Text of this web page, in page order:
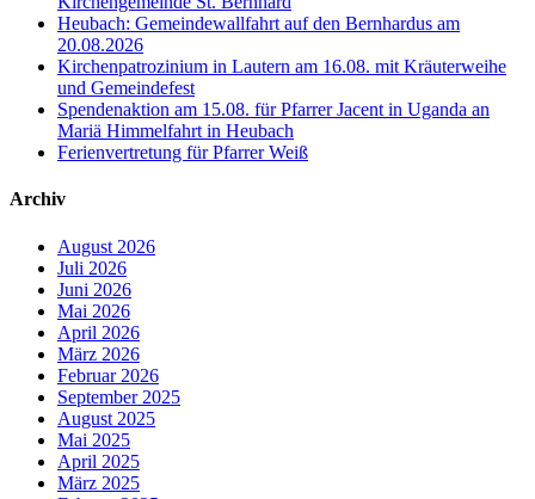
Heubach: Gemeindewallfahrt auf den Bernhardus am
20.08.2026
Kirchenpatrozinium in Lautern am 16.08. mit Kräuterweihe
und Gemeindefest
Spendenaktion am 15.08. für Pfarrer Jacent in Uganda an
Mariä Himmelfahrt in Heubach
Ferienvertretung für Pfarrer Weiß
Archiv
August 2026
Juli 2026
Juni 2026
Mai 2026
April 2026
März 2026
Februar 2026
September 2025
August 2025
Mai 2025
April 2025
März 2025